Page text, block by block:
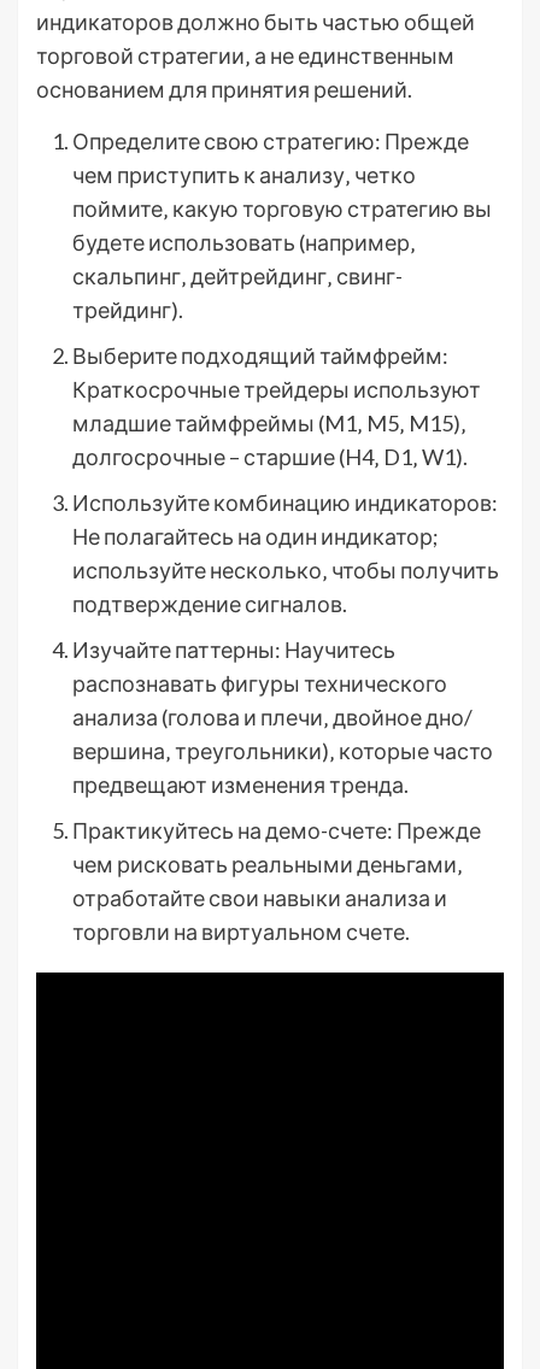
индикаторов должно быть частью общей
торговой стратегии‚ а не единственным
основанием для принятия решений.
Определите свою стратегию: Прежде
чем приступить к анализу‚ четко
поймите‚ какую торговую стратегию вы
будете использовать (например‚
скальпинг‚ дейтрейдинг‚ свинг-
трейдинг).
Выберите подходящий таймфрейм:
Краткосрочные трейдеры используют
младшие таймфреймы (M1‚ M5‚ M15)‚
долгосрочные – старшие (H4‚ D1‚ W1).
Используйте комбинацию индикаторов:
Не полагайтесь на один индикатор;
используйте несколько‚ чтобы получить
подтверждение сигналов.
Изучайте паттерны: Научитесь
распознавать фигуры технического
анализа (голова и плечи‚ двойное дно/
вершина‚ треугольники)‚ которые часто
предвещают изменения тренда.
Практикуйтесь на демо-счете: Прежде
чем рисковать реальными деньгами‚
отработайте свои навыки анализа и
торговли на виртуальном счете.